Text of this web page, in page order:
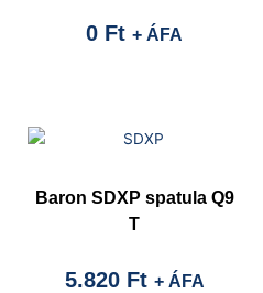
0 Ft + ÁFA
Baron SDXP spatula Q9
T
5.820 Ft + ÁFA